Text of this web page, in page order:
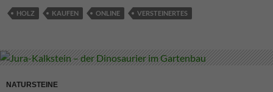
HOLZ KAUFEN ONLINE VERSTEINERTES
NATURSTEINE